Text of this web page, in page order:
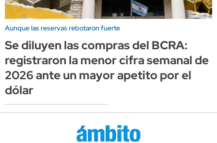
Aunque las reservas rebotaron fuerte
Se diluyen las compras del BCRA:
registraron la menor cifra semanal de
2026 ante un mayor apetito por el
dólar